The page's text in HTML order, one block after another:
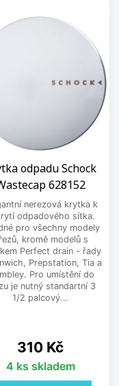
odpadu Schock
628152
nerezová krytka k
odpadového sítka.
pro všechny modely
kromě modelů s
Perfect drain - řady
Prepstation, Tia a
Pro umístění do
je nutný standartní 3
1/2 palcový...
Cena
310 Kč
4 ks skladem